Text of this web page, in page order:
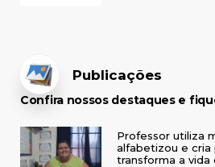
Publicações
Confira nossos destaques e
Professor utiliza
alfabetizou e
transforma a vida